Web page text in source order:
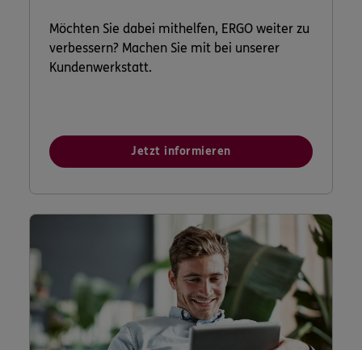
Möchten Sie dabei mithelfen, ERGO weiter zu
verbessern? Machen Sie mit bei unserer
Kundenwerkstatt.
Jetzt informieren